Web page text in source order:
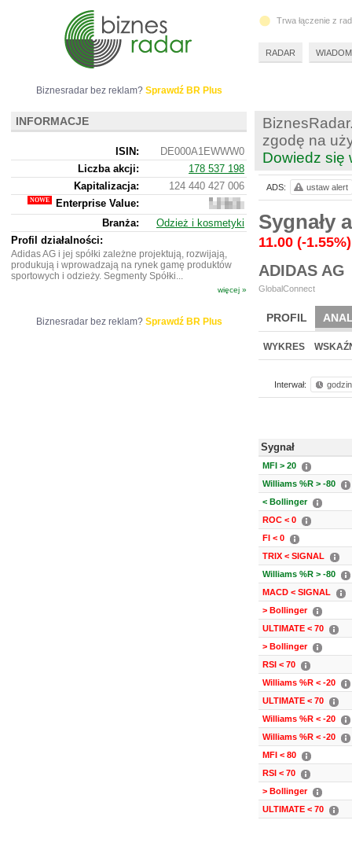
zgodę na
Dowiedz się
Sygnały
11.00 (-1.55%)
ADIDAS AG
GlobalConnect
PROFIL
BR LAB
WYKRES
Interwał:
Sygnał
MFI > 20
Williams %R > -80
< Bollinger
ROC < 0
FI < 0
TRIX < SIGNAL
Williams %R > -80
MACD < SIGNAL
> Bollinger
ULTIMATE < 70
> Bollinger
RSI < 70
Williams %R < -20
ULTIMATE < 70
Williams %R < -20
Williams %R < -20
MFI < 80
RSI < 70
> Bollinger
ULTIMATE < 70
ADS: ustaw alert
Biznesradar bez reklam? Sprawdź BR Plus
INFORMACJE
ISIN:
DE000A1EWWW0
Liczba akcji:
178 537 198
Kapitalizacja:
124 440 427 006
Enterprise Value:
145
144
296
Branża:
Odzież i kosmetyki
Profil działalności:
Adidas AG i jej spółki zależne projektują, rozwijają,
produkują i wprowadzają na rynek gamę produktów
sportowych i odzieży. Segmenty Spółki...
więcej »
Biznesradar bez reklam? Sprawdź BR Plus
Trwa łączenie z
RADAR